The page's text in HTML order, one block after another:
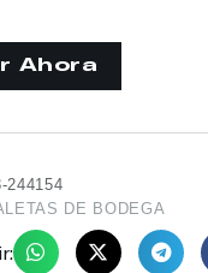
244154
DE BODEGA